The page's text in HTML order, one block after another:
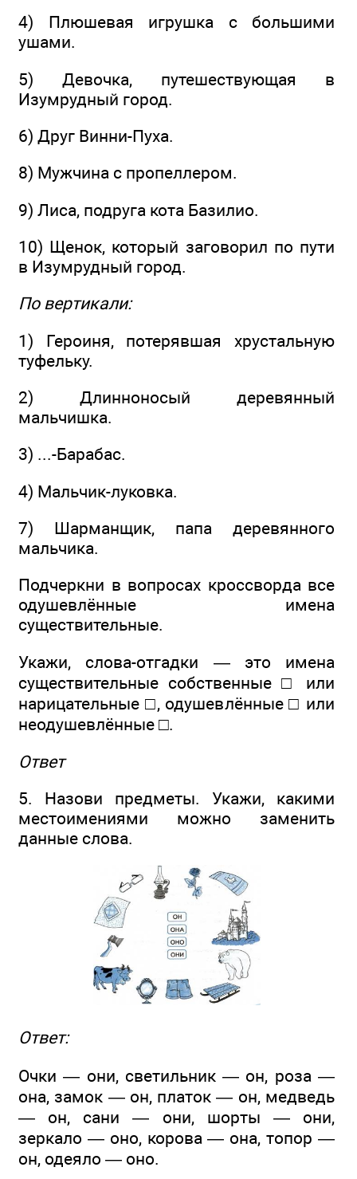
4) Плюшевая игрушка с большими
ушами.
5) Девочка, путешествующая в
Изумрудный город.
6) Друг Винни-Пуха.
8) Мужчина с пропеллером.
9) Лиса, подруга кота Базилио.
10) Щенок, который заговорил по пути
в Изумрудный город.
По вертикали:
1) Героиня, потерявшая хрустальную
туфельку.
2) Длинноносый деревянный
мальчишка.
3) ...-Барабас.
4) Мальчик-луковка.
7) Шарманщик, папа деревянного
мальчика.
Подчеркни в вопросах кроссворда все
одушевлённые имена
существительные.
Укажи, слова-отгадки — это имена
существительные собственные □ или
нарицательные □, одушевлённые □ или
неодушевлённые □.
Ответ
5. Назови предметы. Укажи, какими
местоимениями можно заменить
данные слова.
Ответ:
Очки — они, светильник — он, роза —
она, замок — он, платок — он, медведь
— он, сани — они, шорты — они,
зеркало — оно, корова — она, топор —
он, одеяло — оно.